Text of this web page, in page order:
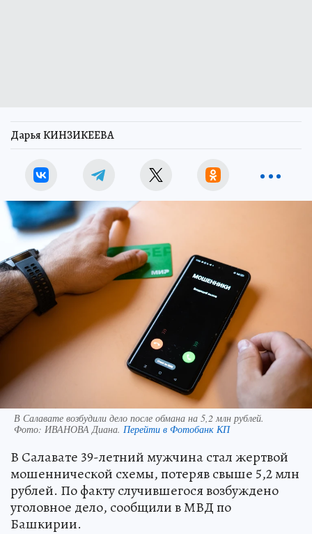
Дарья КИНЗИКЕЕВА
В Салавате возбудили дело после обмана на 5,2 млн рублей.
Фото: ИВАНОВА Диана. Перейти в Фотобанк КП
В Салавате 39-летний мужчина стал жертвой
мошеннической схемы, потеряв свыше 5,2 млн
рублей. По факту случившегося возбуждено
уголовное дело, сообщили в МВД по
Башкирии.